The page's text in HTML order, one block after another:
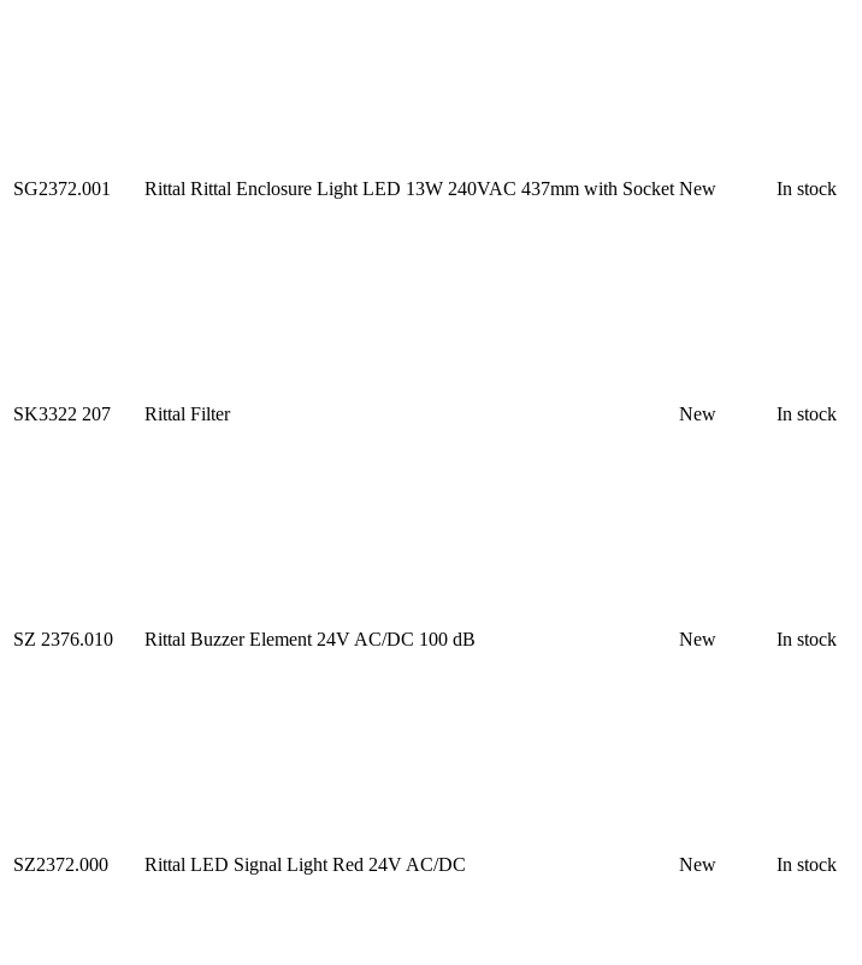
SG2372.001 Rittal Rittal Enclosure Light LED 13W 240VAC 437mm with Socket New In stock
SK3322 207 Rittal Filter New In stock
SZ 2376.010 Rittal Buzzer Element 24V AC/DC 100 dB New In stock
SZ2372.000 Rittal LED Signal Light Red 24V AC/DC New In stock